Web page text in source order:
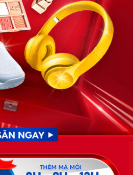
cung cấp thông tin liên quan đến
vận hành nhằm giúp
dụng, người đi làm, người tìm việc
ứng được mong muốn của mình.
Giấy phép hoạt động dịch vụ
việc làm số 54/2019/SLĐTBXH-
GP do Sở lao động thương
binh và xã hội cấp ngày 30
tháng 12 năm 2019.